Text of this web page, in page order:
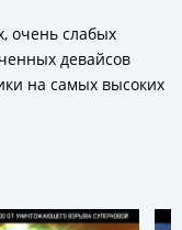
очень слабых
девайсов
на самых высоких